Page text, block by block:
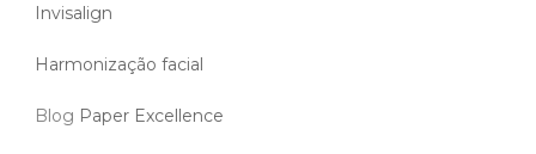
Invisalign
Harmonização facial
Blog Paper Excellence